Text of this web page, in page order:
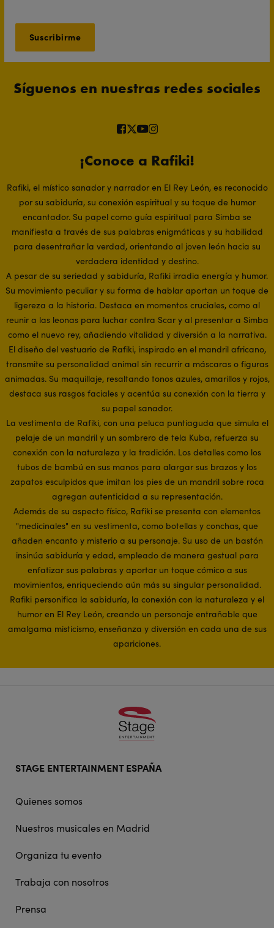
Síguenos en nuestras redes sociales
¡Conoce a Rafiki!
Rafiki, el místico sanador y narrador en El Rey León, es reconocido
por su sabiduría, su conexión espiritual y su toque de humor
encantador. Su papel como guía espiritual para Simba se
manifiesta a través de sus palabras enigmáticas y su habilidad
para desentrañar la verdad, orientando al joven león hacia su
verdadera identidad y destino.
A pesar de su seriedad y sabiduría, Rafiki irradia energía y humor.
Su movimiento peculiar y su forma de hablar aportan un toque de
ligereza a la historia. Destaca en momentos cruciales, como al
reunir a las leonas para luchar contra Scar y al presentar a Simba
como el nuevo rey, añadiendo vitalidad y diversión a la narrativa.
El diseño del vestuario de Rafiki, inspirado en el mandril africano,
transmite su personalidad animal sin recurrir a máscaras o figuras
animadas. Su maquillaje, resaltando tonos azules, amarillos y rojos,
destaca sus rasgos faciales y acentúa su conexión con la tierra y
su papel sanador.
La vestimenta de Rafiki, con una peluca puntiaguda que simula el
pelaje de un mandril y un sombrero de tela Kuba, refuerza su
conexión con la naturaleza y la tradición. Los detalles como los
tubos de bambú en sus manos para alargar sus brazos y los
zapatos esculpidos que imitan los pies de un mandril sobre roca
agregan autenticidad a su representación.
Además de su aspecto físico, Rafiki se presenta con elementos
"medicinales" en su vestimenta, como botellas y conchas, que
añaden encanto y misterio a su personaje. Su uso de un bastón
insinúa sabiduría y edad, empleado de manera gestual para
enfatizar sus palabras y aportar un toque cómico a sus
movimientos, enriqueciendo aún más su singular personalidad.
Rafiki personifica la sabiduría, la conexión con la naturaleza y el
humor en El Rey León, creando un personaje entrañable que
amalgama misticismo, enseñanza y diversión en cada una de sus
apariciones.
STAGE ENTERTAINMENT ESPAÑA
Quienes somos
Nuestros musicales en Madrid
Organiza tu evento
Trabaja con nosotros
Prensa